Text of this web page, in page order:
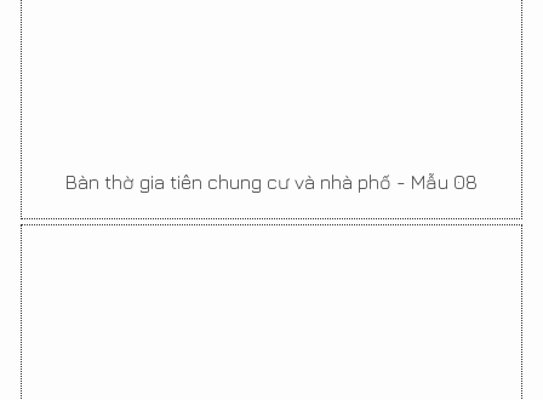
Bàn thờ gia tiên chung cư và nhà phố - Mẫu 08